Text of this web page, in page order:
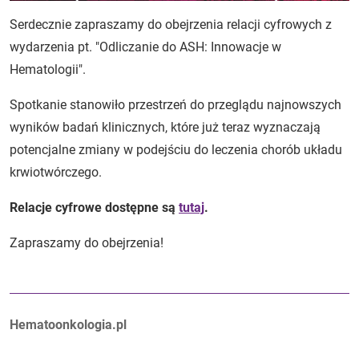
Serdecznie zapraszamy do obejrzenia relacji cyfrowych z
wydarzenia pt. "Odliczanie do ASH: Innowacje w
Hematologii".
Spotkanie stanowiło przestrzeń do przeglądu najnowszych
wyników badań klinicznych, które już teraz wyznaczają
potencjalne zmiany w podejściu do leczenia chorób układu
krwiotwórczego.
Relacje cyfrowe dostępne są tutaj.
Zapraszamy do obejrzenia!
Autorzy:
Hematoonkologia.pl